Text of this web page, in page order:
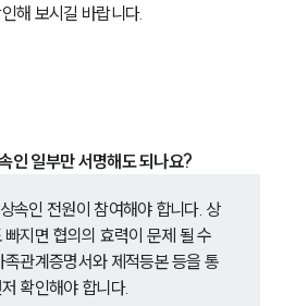
해 보시길 바랍니다.
인 일부만 서명해도 되나요?
속인 전원이 참여해야 합니다. 상
지면 협의의 효력이 문제 될 수
관계증명서와 제적등본 등을 통
확인해야 합니다.